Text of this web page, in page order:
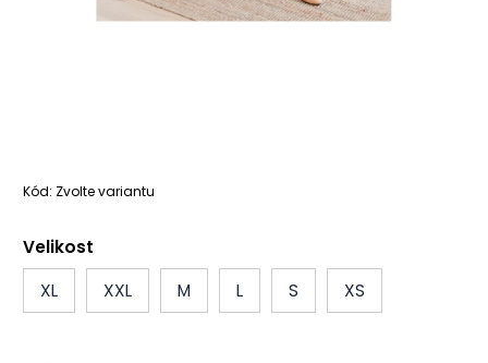
Kód: Zvolte variantu
Velikost
XL
XXL M L S XS